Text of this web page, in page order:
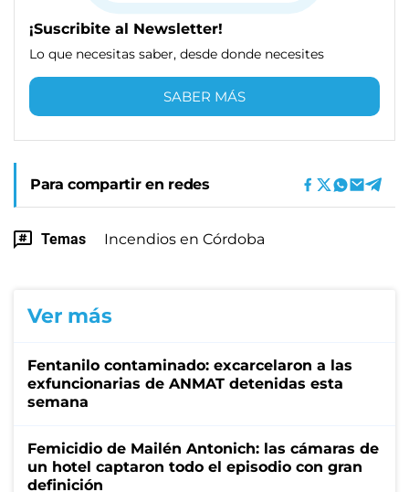
¡Suscribite al Newsletter!
Lo que necesitas saber, desde donde necesites
SABER MÁS
Para compartir en redes
Temas Incendios en Córdoba
Ver más
Fentanilo contaminado: excarcelaron a las
exfuncionarias de ANMAT detenidas esta
semana
Femicidio de Mailén Antonich: las cámaras de
un hotel captaron todo el episodio con gran
definición